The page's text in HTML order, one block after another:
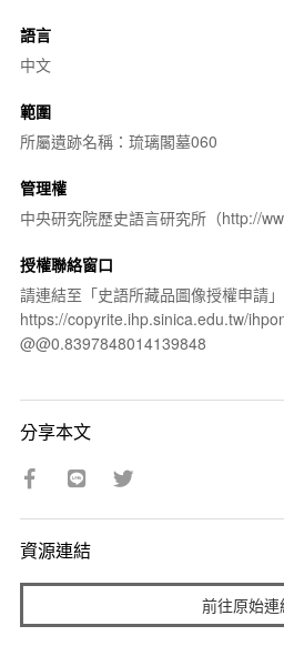
語言
中文
範圍
所屬遺跡名稱：琉璃閣墓060
管理權
中央研究院歷史語言研究所（http://
授權聯絡窗口
請連結至「史語所藏品圖像授權申請
https://copyrite.ihp.sinica.edu.tw/
@@0.8397848014139848
分享本文
資源連結
前往原始連